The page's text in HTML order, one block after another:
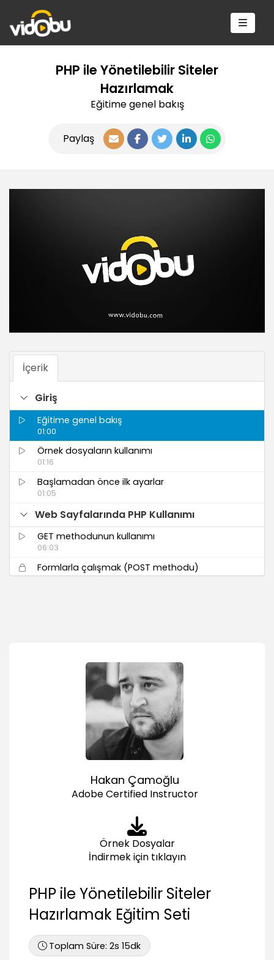
PHP ile Yönetilebilir Siteler
Hazırlamak
Eğitime genel bakış
Paylaş
İçerik
Giriş
Eğitime genel bakış
01:00
Örnek dosyaların kullanımı
01:16
Başlamadan önce ilk ayarlar
01:05
Web Sayfalarında PHP Kullanımı
GET methodunun kullanımı
06:03
Formlarla çalışmak (POST methodu)
04:53
Headers ile sayfa yönlendirme
include ve require_once ile farklı sayfaları
Veritabanı Kullanımı (MySQL)
MySQL nedir?
phpMyAdmin ile veritabanı yönetimi
PHP ile MySQL'e bağlanmak
PHP ile MySQL verilerine erişmek
01:08
PHP ile Siteyi Dinamik Hale Getirmek
Projeye Genel Bakış
01:19
Hakan Çamoğlu
Adobe Certified Instructor
Örnek Dosyalar
İndirmek için tıklayın
PHP ile Yönetilebilir Siteler
Hazırlamak Eğitim Seti
Toplam Süre:2s 15dk